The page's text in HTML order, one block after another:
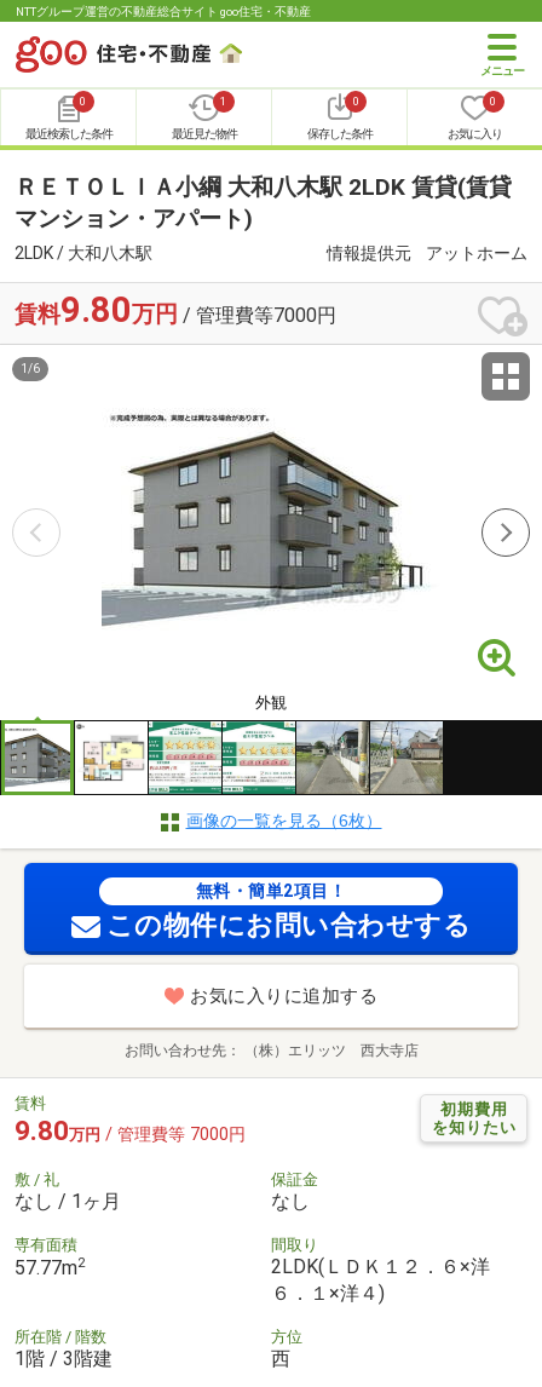
NTTグループ運営の不動産総合サイト goo住宅・不動産
0
最近検索した条件
1
最近見た物件
0
保存した条件
0
お気に入り
ＲＥＴＯＬＩＡ小綱 大和八木駅 2LDK 賃貸(賃貸
マンション・アパート)
2LDK / 大和八木駅 情報提供元 アットホーム
賃料9.80万円 / 管理費等7000円
外観
1 /6
画像の一覧を見る（6枚）
無料・簡単2項目！
この物件にお問い合わせする
お気に入りに追加する
お問い合わせ先 （株）エリッツ 西大寺店
初期費用
を知りたい
賃料
9.80万円 / 管理費等 7000円
敷 / 礼
なし / 1ヶ月
保証金
なし
専有面積
57.77m2
間取り
2LDK(ＬＤＫ１２．６×洋
６．１×洋４)
所在階 / 階数
1階 / 3階建
方位
西